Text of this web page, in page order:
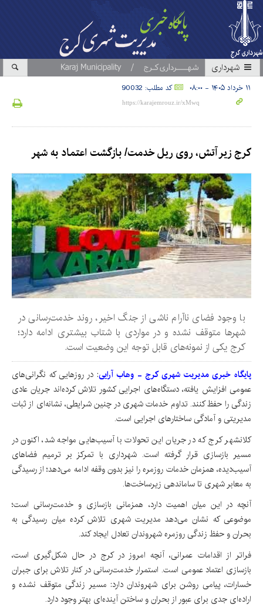
شهرداری
۱۱ خرداد ۱۴۰۵ - ۰۸:۰۰ کد مطلب: 90032
کرج زیر آتش، روی ریل خدمت/ بازگشت اعتماد به شهر
با وجود فضای ناآرام ناشی از جنگ اخیر، روند خدمت‌رسانی در
شهرها متوقف نشده و در مواردی با شتاب بیشتری ادامه دارد؛
کرج یکی از نمونه‌های قابل توجه این وضعیت است.
پایگاه خبری مدیریت شهری کرج - وهاب آرایی: در روزهایی که نگرانی‌های
عمومی افزایش یافته، دستگاه‌های اجرایی کشور تلاش کرده‌اند جریان عادی
زندگی را حفظ کنند. تداوم خدمات شهری در چنین شرایطی، نشانه‌ای از ثبات
مدیریتی و آمادگی ساختارهای اجرایی است.
کلانشهر کرج که در جریان این تحولات با آسیب‌هایی مواجه شد، اکنون در
مسیر بازسازی قرار گرفته است. شهرداری با تمرکز بر ترمیم فضاهای
آسیب‌دیده، همزمان خدمات روزمره را نیز بدون وقفه ادامه می‌دهد؛ از رسیدگی
به معابر شهری تا ساماندهی زیرساخت‌ها.
آنچه در این میان اهمیت دارد، همزمانی بازسازی و خدمت‌رسانی است؛
موضوعی که نشان می‌دهد مدیریت شهری تلاش کرده میان رسیدگی به
بحران و حفظ زندگی روزمره شهروندان تعادل ایجاد کند.
فراتر از اقدامات عمرانی، آنچه امروز در کرج در حال شکل‌گیری است،
بازسازی اعتماد عمومی است. استمرار خدمت‌رسانی در کنار تلاش برای جبران
خسارات، پیامی روشن برای شهروندان دارد: مسیر زندگی متوقف نشده و
اراده‌ای جدی برای عبور از بحران و ساختن آینده‌ای بهتر وجود دارد.